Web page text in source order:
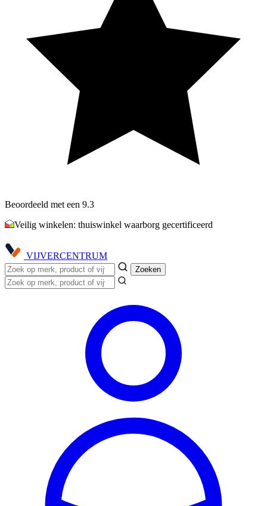
Beoordeeld met een 9.3
Veilig winkelen: thuiswinkel waarborg gecertificeerd
VIJVERCENTRUM
Zoeken